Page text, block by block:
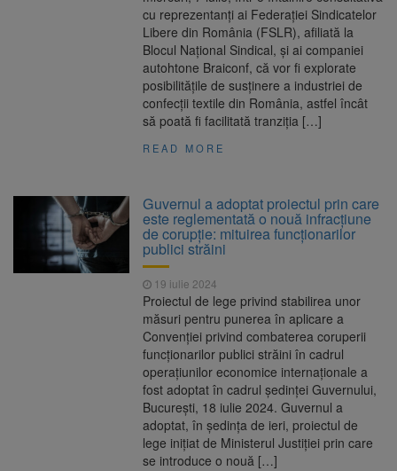
cu reprezentanți ai Federației Sindicatelor
Libere din România (FSLR), afiliată la
Blocul Național Sindical, și ai companiei
autohtone Braiconf, că vor fi explorate
posibilitățile de susținere a industriei de
confecții textile din România, astfel încât
să poată fi facilitată tranziția […]
READ MORE
Guvernul a adoptat proiectul prin care
este reglementată o nouă infracțiune
de corupție: mituirea funcționarilor
publici străini
19 iulie 2024
Proiectul de lege privind stabilirea unor
măsuri pentru punerea în aplicare a
Convenției privind combaterea coruperii
funcționarilor publici străini în cadrul
operațiunilor economice internaționale a
fost adoptat în cadrul ședinței Guvernului,
București, 18 iulie 2024. Guvernul a
adoptat, în ședința de ieri, proiectul de
lege inițiat de Ministerul Justiției prin care
se introduce o nouă […]